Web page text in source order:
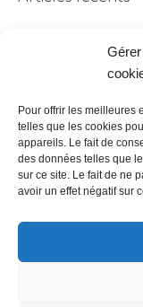
Pour offrir les meilleures
telles que les cookies
appareils. Le fait de
des données telles que
sur ce site. Le fait de ne
avoir un effet négatif sur
Filtre à air encrassé au
Acheter ses bureaux,
Les étapes à suivre
Bien choisir son